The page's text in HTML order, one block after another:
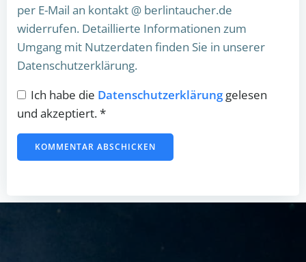
per E-Mail an kontakt @ berlintaucher.de
widerrufen. Detaillierte Informationen zum
Umgang mit Nutzerdaten finden Sie in unserer
Datenschutzerklärung.
Ich habe die Datenschutzerklärunggelesen
und akzeptiert.*